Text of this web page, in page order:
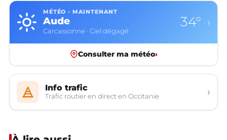
MÉTÉO · MAINTENANT
Aude
Carcassonne · Ciel dégagé
34° ›
Consulter ma météo›
Info trafic
Trafic routier en direct en Occitanie ›